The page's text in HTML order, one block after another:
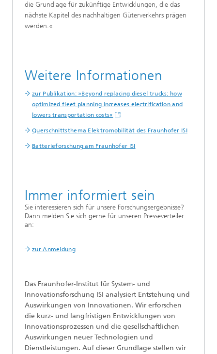
die Grundlage für zukünftige Entwicklungen, die das
nächste Kapitel des nachhaltigen Güterverkehrs prägen
werden.«
Weitere Informationen
zur Publikation: »Beyond replacing diesel trucks: how
optimized fleet planning increases electrification and
lowers transportation costs«
Querschnittsthema Elektromobilität des Fraunhofer ISI
Batterieforschung am Fraunhofer ISI
Immer informiert sein
Sie interessieren sich für unsere Forschungsergebnisse?
Dann melden Sie sich gerne für unseren Presseverteiler
an:
zur Anmeldung
Das Fraunhofer-Institut für System- und
Innovationsforschung ISI analysiert Entstehung und
Auswirkungen von Innovationen. Wir erforschen
die kurz- und langfristigen Entwicklungen von
Innovationsprozessen und die gesellschaftlichen
Auswirkungen neuer Technologien und
Dienstleistungen. Auf dieser Grundlage stellen wir